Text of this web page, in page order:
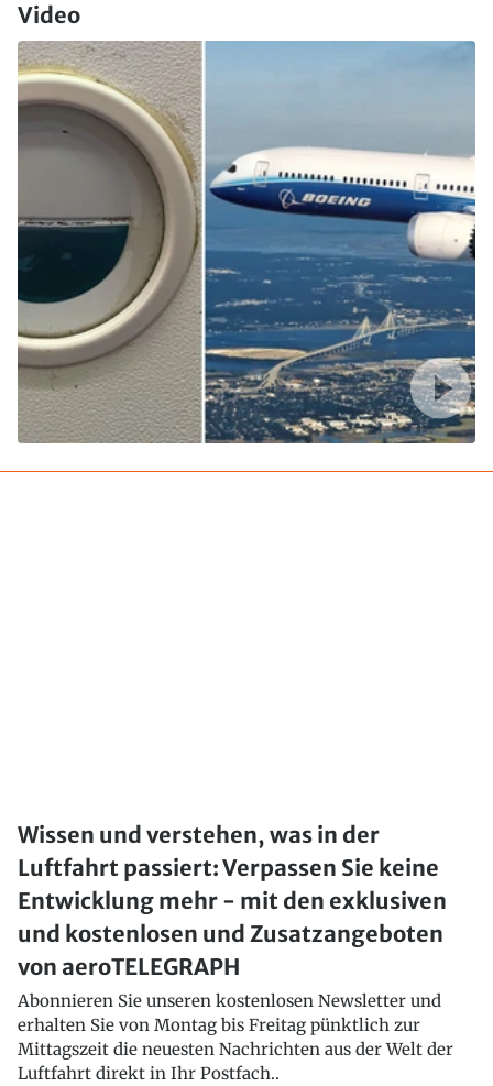
Video
Wissen und verstehen, was in der
Luftfahrt passiert: Verpassen Sie keine
Entwicklung mehr - mit den exklusiven
und kostenlosen und Zusatzangeboten
von aeroTELEGRAPH
Abonnieren Sie unseren kostenlosen Newsletter und
erhalten Sie von Montag bis Freitag pünktlich zur
Mittagszeit die neuesten Nachrichten aus der Welt der
Luftfahrt direkt in Ihr Postfach..